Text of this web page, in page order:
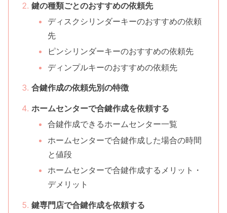
鍵の種類ごとのおすすめの依頼先
ディスクシリンダーキーのおすすめの依頼
先
ピンシリンダーキーのおすすめの依頼先
ディンプルキーのおすすめの依頼先
合鍵作成の依頼先別の特徴
ホームセンターで合鍵作成を依頼する
合鍵作成できるホームセンター一覧
ホームセンターで合鍵作成した場合の時間
と値段
ホームセンターで合鍵作成するメリット・
デメリット
鍵専門店で合鍵作成を依頼する